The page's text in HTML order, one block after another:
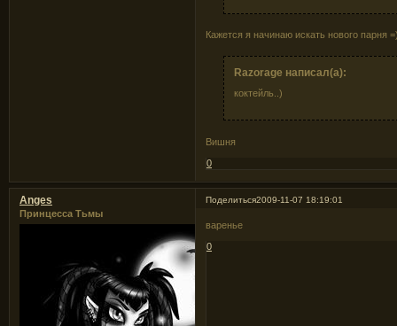
Кажется я начинаю искать нового парня
Razorage написал(а):
коктейль..)
Вишня
0
Поделиться2009-11-07 18:19:01
Anges
Принцесса Тьмы
варенье
0